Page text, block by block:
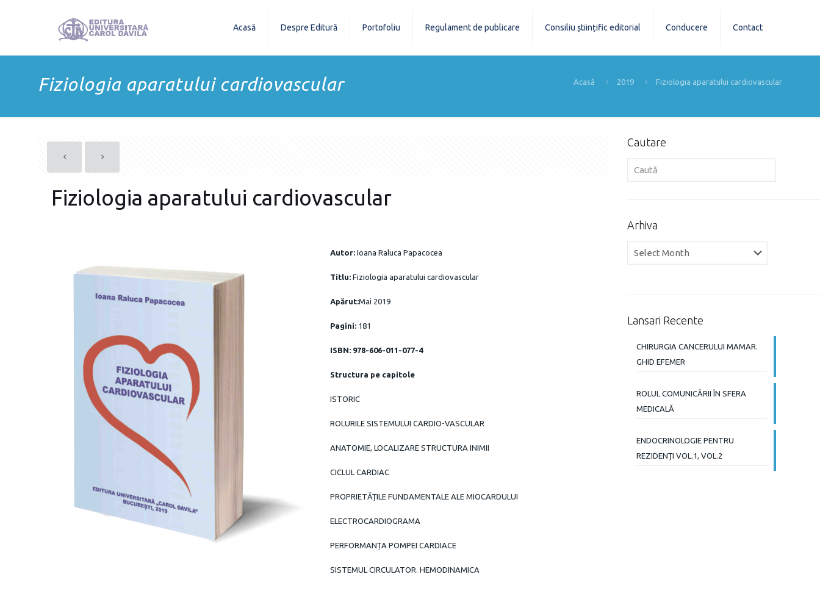
Acasă Despre Editură Portofoliu Regulament de publicare Consiliu științific editorial Conducere Contact
Fiziologia aparatului cardiovascular Acasă 2019 Fiziologia aparatului cardiovascular
Fiziologia aparatului cardiovascular
Autor: Ioana Raluca Papacocea
Titlu: Fiziologia aparatului cardiovascular
Apărut:Mai 2019
Pagini: 181
ISBN: 978-606-011-077-4
Structura pe capitole
ISTORIC
ROLURILE SISTEMULUI CARDIO-VASCULAR
ANATOMIE, LOCALIZARE STRUCTURA INIMII
CICLUL CARDIAC
PROPRIETĂȚILE FUNDAMENTALE ALE MIOCARDULUI
ELECTROCARDIOGRAMA
PERFORMANȚA POMPEI CARDIACE
SISTEMUL CIRCULATOR. HEMODINAMICA
Cautare
Arhiva
Arhiva
Lansari Recente
CHIRURGIA CANCERULUI MAMAR.
GHID EFEMER
ROLUL COMUNICĂRII ÎN SFERA
MEDICALĂ
ENDOCRINOLOGIE PENTRU
REZIDENȚI VOL.1, VOL.2